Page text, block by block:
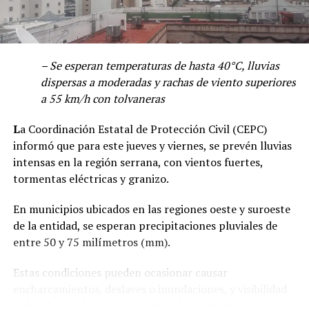
– Se esperan temperaturas de hasta 40°C, lluvias
dispersas a moderadas y rachas de viento superiores
a 55 km/h con tolvaneras
La Coordinación Estatal de Protección Civil (CEPC)
informó que para este jueves y viernes, se prevén lluvias
intensas en la región serrana, con vientos fuertes,
tormentas eléctricas y granizo.
En municipios ubicados en las regiones oeste y suroeste
de la entidad, se esperan precipitaciones pluviales de
entre 50 y 75 milímetros (mm).
Estas condiciones pueden ocasionar causar